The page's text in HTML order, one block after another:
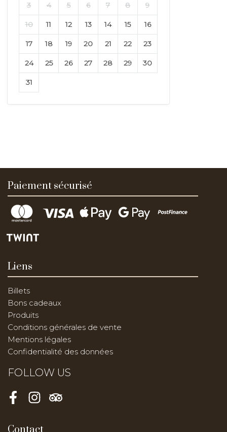
3 4 5 6 7 8 9
10 11 12 13 14 15 16
17 18 19 20 21 22 23
24 25 26 27 28 29 30
31
Paiement sécurisé
Liens
Billets
Bons cadeaux
Produits
Conditions générales de vente
Mentions légales
Confidentialité des données
FOLLOW US
Facebook
InstagramTripadvisor